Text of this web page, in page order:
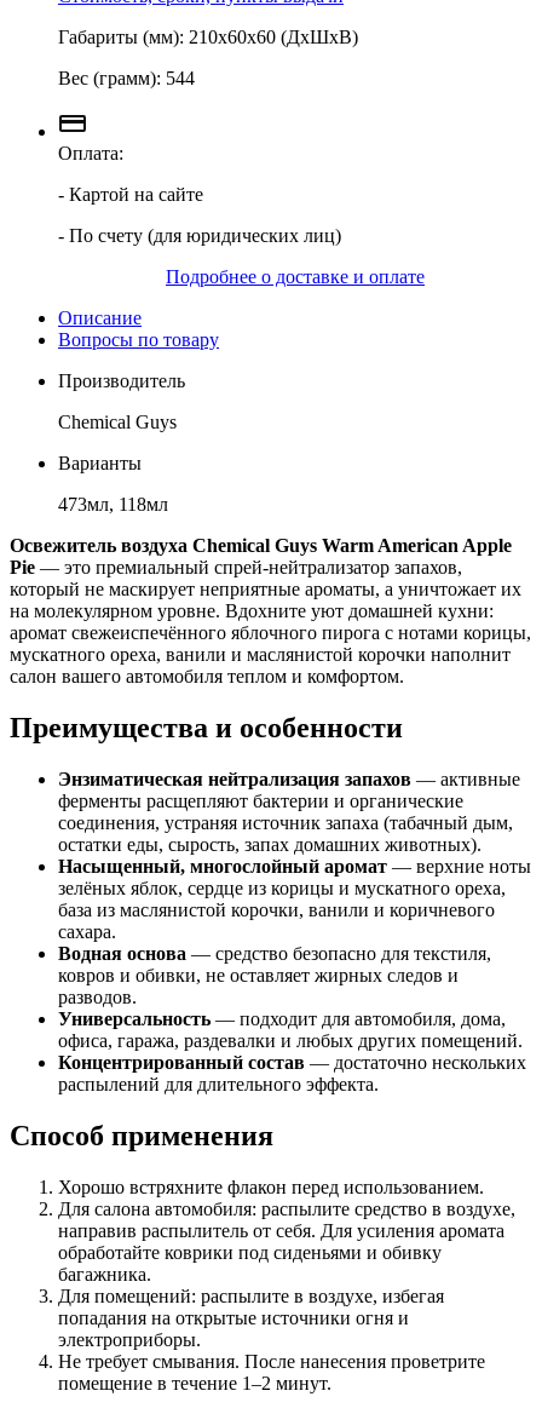
Габариты (мм): 210х60х60 (ДхШхВ)
Вес (грамм): 544
Оплата:
- Картой на сайте
- По счету (для юридических лиц)
Подробнее о доставке и оплате
Описание
Вопросы по товару
Производитель
Chemical Guys
Варианты
473мл, 118мл
Освежитель воздуха Chemical Guys Warm American Apple
Pie — это премиальный спрей-нейтрализатор запахов,
который не маскирует неприятные ароматы, а уничтожает их
на молекулярном уровне. Вдохните уют домашней кухни:
аромат свежеиспечённого яблочного пирога с нотами корицы,
мускатного ореха, ванили и маслянистой корочки наполнит
салон вашего автомобиля теплом и комфортом.
Преимущества и особенности
Энзиматическая нейтрализация запахов — активные
ферменты расщепляют бактерии и органические
соединения, устраняя источник запаха (табачный дым,
остатки еды, сырость, запах домашних животных).
Насыщенный, многослойный аромат — верхние ноты
зелёных яблок, сердце из корицы и мускатного ореха,
база из маслянистой корочки, ванили и коричневого
сахара.
Водная основа — средство безопасно для текстиля,
ковров и обивки, не оставляет жирных следов и
разводов.
Универсальность — подходит для автомобиля, дома,
офиса, гаража, раздевалки и любых других помещений.
Концентрированный состав — достаточно нескольких
распылений для длительного эффекта.
Способ применения
Хорошо встряхните флакон перед использованием.
Для салона автомобиля: распылите средство в воздухе,
направив распылитель от себя. Для усиления аромата
обработайте коврики под сиденьями и обивку
багажника.
Для помещений: распылите в воздухе, избегая
попадания на открытые источники огня и
электроприборы.
Не требует смывания. После нанесения проветрите
помещение в течение 1–2 минут.